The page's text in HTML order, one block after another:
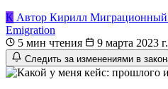
К Автор Кирилл Миграционный
Emigration
5 мин чтения
9 марта 2023 г.
Следить за изменениями в